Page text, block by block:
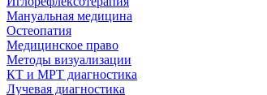
Мануальная медицина
Остеопатия
Медицинское право
Методы визуализации
КТ и МРТ диагностика
Лучевая диагностика